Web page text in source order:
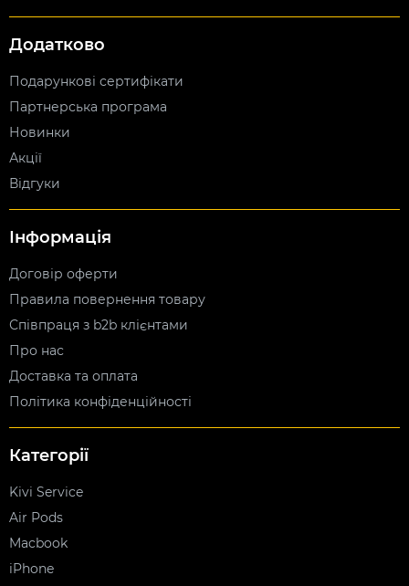
Додатково
Подарункові сертифікати
Партнерська програма
Новинки
Акції
Відгуки
Інформація
Договір оферти
Правила повернення товару
Співпраця з b2b клієнтами
Про нас
Доставка та оплата
Політика конфіденційності
Категорії
Kivi Service
Air Pods
Macbook
iPhone